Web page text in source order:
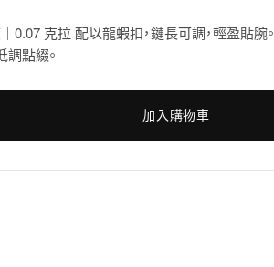
0.07 克拉 配以龍蝦扣，鏈長可調，輕盈貼腕。
點綴。
加入購物車